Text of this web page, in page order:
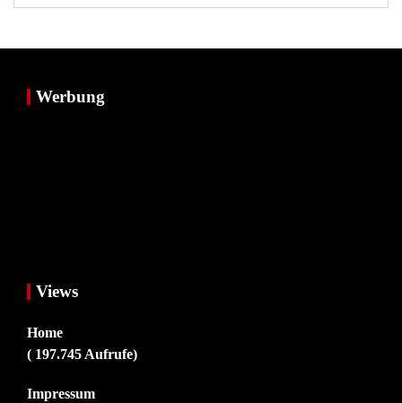
Werbung
Views
Home
( 197.745 Aufrufe)
Impressum